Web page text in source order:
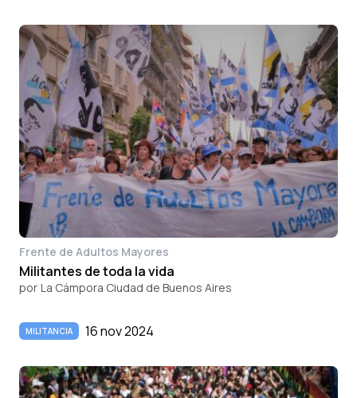
Frente de Adultos Mayores
Militantes de toda la vida
por La Cámpora Ciudad de Buenos Aires
MILITANCIA 16 nov 2024